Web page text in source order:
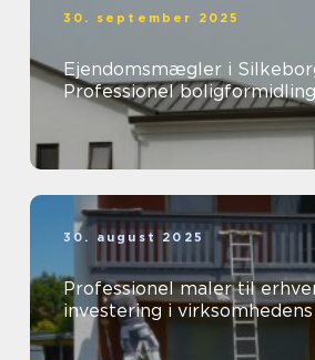
30. september 2025
Ejendomsmægler i
Professionel
30. august 2025
Professionel maler til
investering i